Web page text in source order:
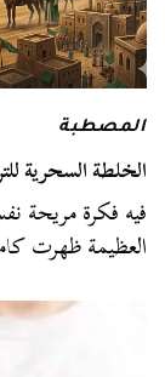
المصطبة
الخلطة السحرية
فيه فكرة مريحة
العظيمة ظهرت